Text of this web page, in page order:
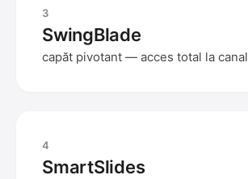
3
SwingBlade
capăt pivotant — acces total la canal
4
SmartSlides